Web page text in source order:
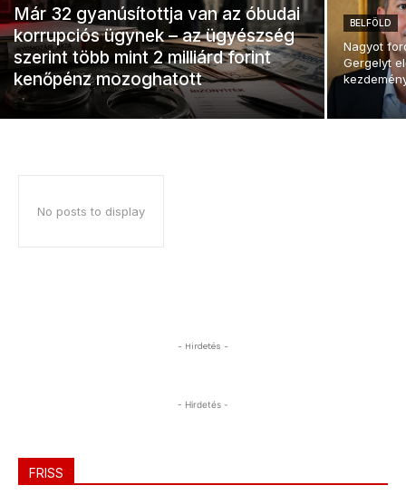
Már 32 gyanúsítottja van az óbudai
korrupciós ügynek – az ügyészség
szerint több mint 2 milliárd forint
kenőpénz mozoghatott
BELFÖLD
Nagyot
Gergelyt
No posts to display
- Hirdetés -
- Hirdetés -
FRISS